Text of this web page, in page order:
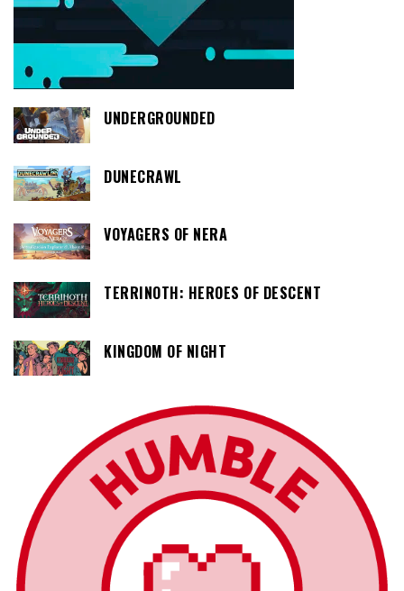
UNDERGROUNDED
DUNECRAWL
VOYAGERS OF NERA
TERRINOTH: HEROES OF DESCENT
KINGDOM OF NIGHT